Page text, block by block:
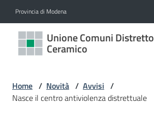
Provincia di Modena
Unione Comuni Distretto
Ceramico
Unione
Comuni
Ceramico
Home / Novità / Avvisi /
Nasce il centro antiviolenza distrettuale